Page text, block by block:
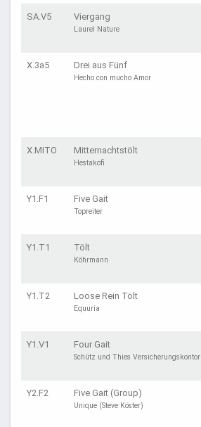
SA.V5 Viergang
Laurel Nature
X.3a5 Drei aus Fünf
Hecho con mucho Amor
X.MITO Mitternachtstölt
Hestakofi
Y1.F1 Five Gait
Topreiter
Y1.T1 Tölt
Köhrmann
Y1.T2 Loose Rein Tölt
Equuria
Y1.V1 Four Gait
Schütz und Thies Versicherungskontor
Y2.F2 Five Gait (Group)
Unique (Steve Köster)